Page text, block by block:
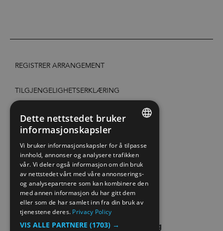
REGISTRER ARRANGEMENT
TILGJENGELIGHETSERKLÆRING
PERSONVERN & COOKIES
EXTRANET
KONTAKT OSS
NORWEGIAN
GERMAN
Dette nettstedet bruker
informasjonskapsler
Vi bruker informasjonskapsler for å tilpasse
innhold, annonser og analysere trafikken
vår. Vi deler også informasjon om din bruk
av nettstedet vårt med våre annonserings-
og analysepartnere som kan kombinere den
med annen informasjon du har gitt dem
eller som de har samlet inn fra din bruk av
tjenestene deres. Privacy Policy
VIS ALLE PARTNERE (1703) →